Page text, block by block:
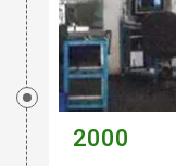
2000